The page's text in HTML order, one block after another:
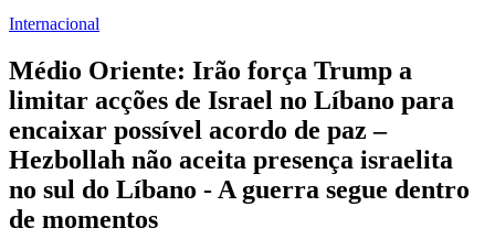
Internacional
Médio Oriente: Irão força Trump a
limitar acções de Israel no Líbano para
encaixar possível acordo de paz –
Hezbollah não aceita presença israelita
no sul do Líbano - A guerra segue dentro
de momentos